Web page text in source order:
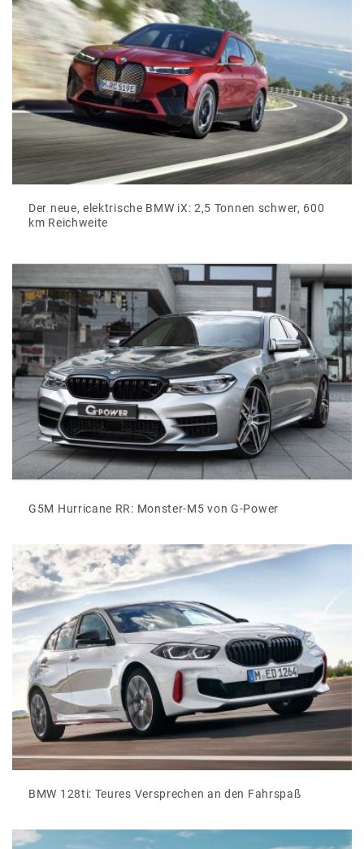
Der neue, elektrische BMW iX: 2,5 Tonnen schwer, 600
km Reichweite
G5M Hurricane RR: Monster-M5 von G-Power
BMW 128ti: Teures Versprechen an den Fahrspaß